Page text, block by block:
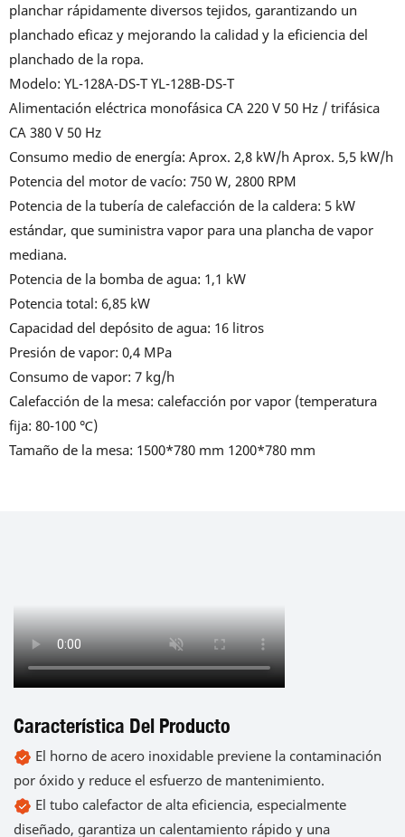
planchar rápidamente diversos tejidos, garantizando un
planchado eficaz y mejorando la calidad y la eficiencia del
planchado de la ropa.
Modelo: YL-128A-DS-T YL-128B-DS-T
Alimentación eléctrica monofásica CA 220 V 50 Hz / trifásica
CA 380 V 50 Hz
Consumo medio de energía: Aprox. 2,8 kW/h Aprox. 5,5 kW/h
Potencia del motor de vacío: 750 W, 2800 RPM
Potencia de la tubería de calefacción de la caldera: 5 kW
estándar, que suministra vapor para una plancha de vapor
mediana.
Potencia de la bomba de agua: 1,1 kW
Potencia total: 6,85 kW
Capacidad del depósito de agua: 16 litros
Presión de vapor: 0,4 MPa
Consumo de vapor: 7 kg/h
Calefacción de la mesa: calefacción por vapor (temperatura
fija: 80-100 ℃)
Tamaño de la mesa: 1500*780 mm 1200*780 mm
Característica Del Producto
El horno de acero inoxidable previene la contaminación
por óxido y reduce el esfuerzo de mantenimiento.
El tubo calefactor de alta eficiencia, especialmente
diseñado, garantiza un calentamiento rápido y una